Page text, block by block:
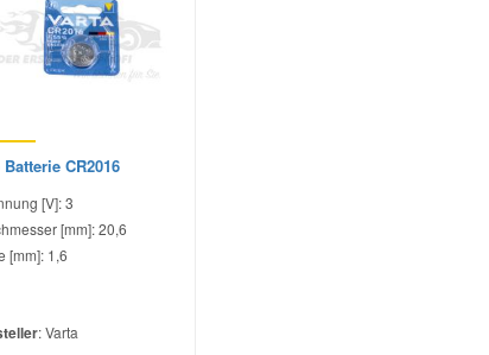
CR2016
[V]: 3
[mm]: 20,6
[mm]: 1,6
: Varta